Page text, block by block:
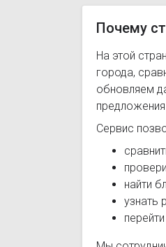
Почему
На этой
города,
обновляем
предложения
Сервис
найти
узнать